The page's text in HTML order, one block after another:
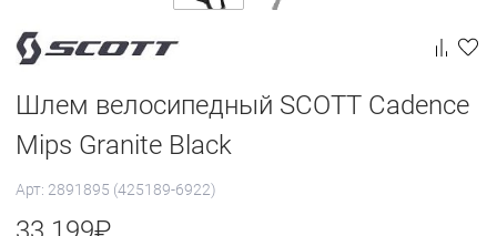
Шлем велосипедный SCOTT Cadence
Mips Granite Black
Арт: 2891895 (425189-6922)